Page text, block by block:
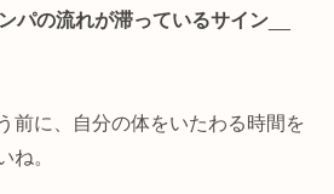
パの流れが滞っているサイン
前に、自分の体をいたわる時間を
ね。